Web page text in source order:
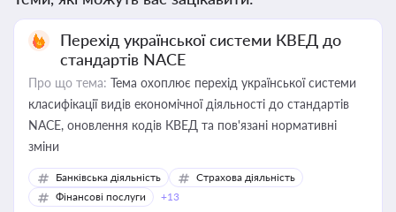
Перехід української системи КВЕД до
стандартів NACE
Про що тема: Тема охоплює перехід української системи
класифікації видів економічної діяльності до стандартів
NACE, оновлення кодів КВЕД та пов'язані нормативні
зміни
Банківська діяльність
Страхова діяльність
Фінансові послуги
+13